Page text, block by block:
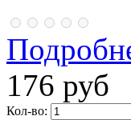
176 руб
Кол-во: